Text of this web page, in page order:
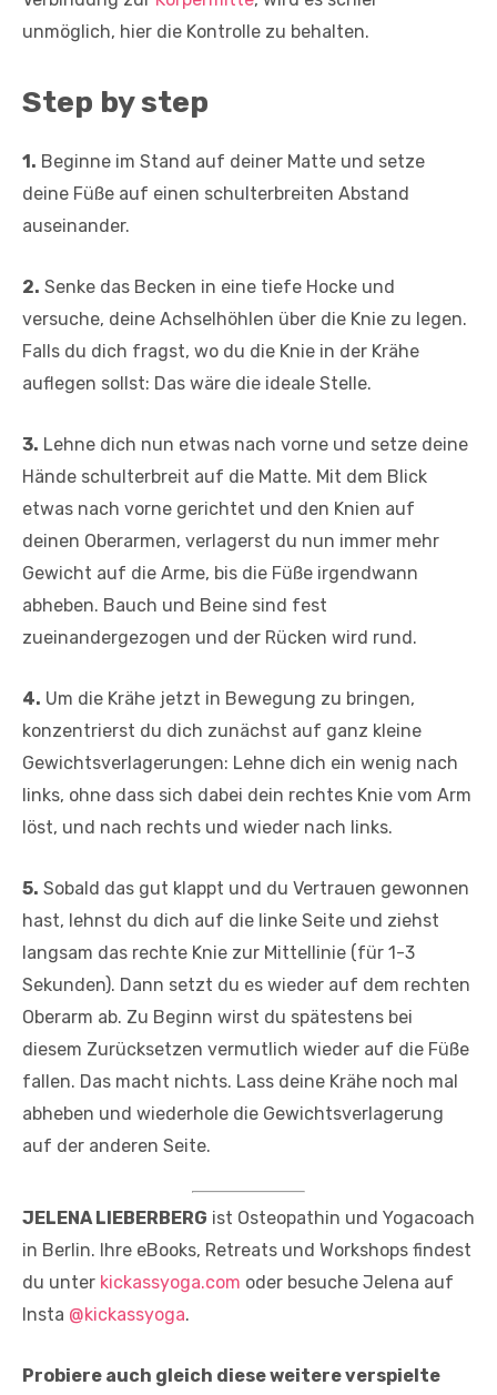
unmöglich, hier die Kontrolle zu behalten.
Step by step
1. Beginne im Stand auf deiner Matte und setze
deine Füße auf einen schulterbreiten Abstand
auseinander.
2. Senke das Becken in eine tiefe Hocke und
versuche, deine Achselhöhlen über die Knie zu legen.
Falls du dich fragst, wo du die Knie in der Krähe
auflegen sollst: Das wäre die ideale Stelle.
3. Lehne dich nun etwas nach vorne und setze deine
Hände schulterbreit auf die Matte. Mit dem Blick
etwas nach vorne gerichtet und den Knien auf
deinen Oberarmen, verlagerst du nun immer mehr
Gewicht auf die Arme, bis die Füße irgendwann
abheben. Bauch und Beine sind fest
zueinandergezogen und der Rücken wird rund.
4. Um die Krähe jetzt in Bewegung zu bringen,
konzentrierst du dich zunächst auf ganz kleine
Gewichtsverlagerungen: Lehne dich ein wenig nach
links, ohne dass sich dabei dein rechtes Knie vom Arm
löst, und nach rechts und wieder nach links.
5. Sobald das gut klappt und du Vertrauen gewonnen
hast, lehnst du dich auf die linke Seite und ziehst
langsam das rechte Knie zur Mittellinie (für 1-3
Sekunden). Dann setzt du es wieder auf dem rechten
Oberarm ab. Zu Beginn wirst du spätestens bei
diesem Zurücksetzen vermutlich wieder auf die Füße
fallen. Das macht nichts. Lass deine Krähe noch mal
abheben und wiederhole die Gewichtsverlagerung
auf der anderen Seite.
JELENA LIEBERBERG ist Osteopathin und Yogacoach
in Berlin. Ihre eBooks, Retreats und Workshops findest
du unter kickassyoga.com oder besuche Jelena auf
Insta @kickassyoga.
Probiere auch gleich diese weitere verspielte